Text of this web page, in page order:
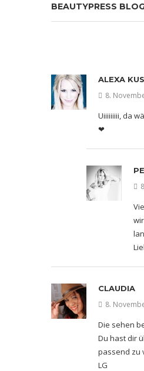
BEAUTYPRESS
ALEXA
8.
Uiiiiiiiii, da
❤
CLAUDIA
8.
Die sehen
Du hast dir
passend zu
LG